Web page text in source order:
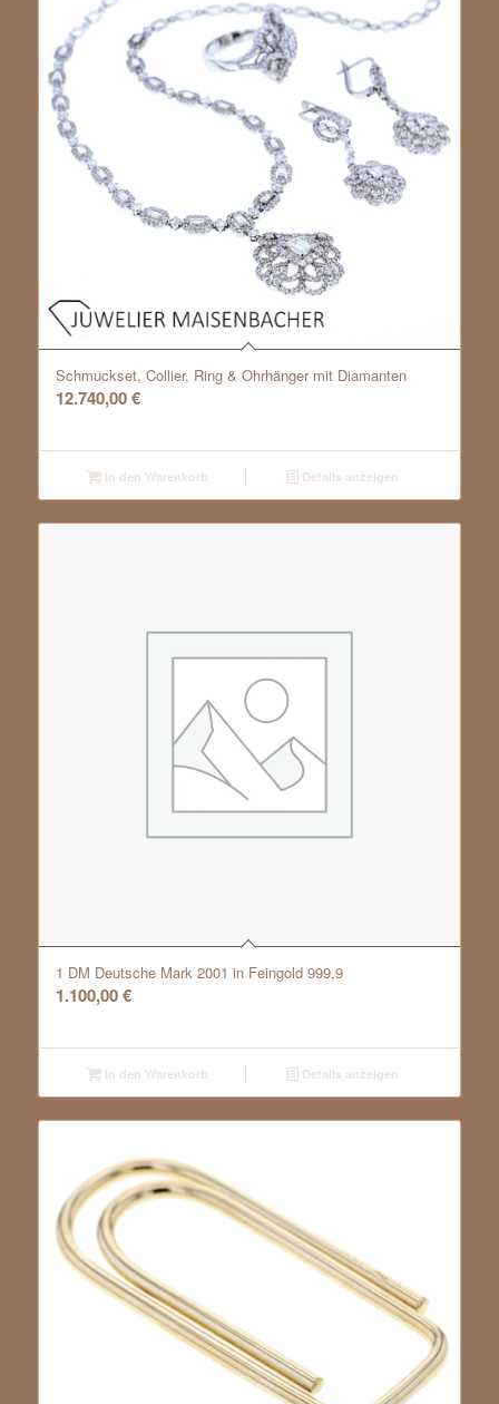
Schmuckset, Collier, Ring & Ohrhänger mit Diamanten
12.740,00€
In den Warenkorb Details anzeigen
1 DM Deutsche Mark 2001 in Feingold 999,9
1.100,00€
In den Warenkorb Details anzeigen